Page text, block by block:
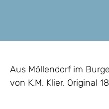
Aus Möllendorf im
von K.M. Klier. Original